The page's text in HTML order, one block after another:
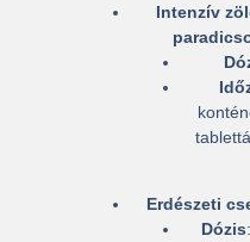
Intenzív
Erdészeti
Dózis: